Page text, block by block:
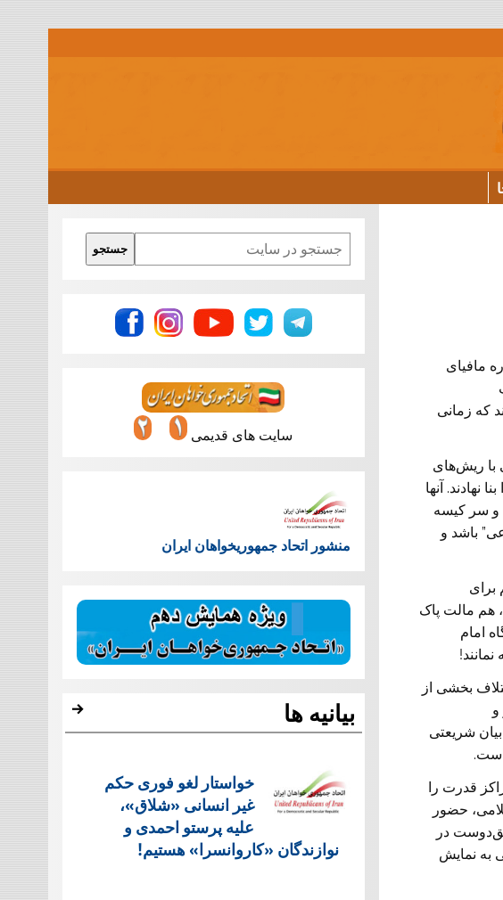
مافیای
که ‏زمانی
با ریش‌های
آنها
و سر کیسه
باشد و
برای
هم مالت پاک
‏امام
بخشی از
و
شریعتی
است.
قدرت را
حضور
در
به نمایش
Search
جستجو
سایت های قدیمی
منشور اتحاد جمهوریخواهان ایران
بیانیه ها
خواستار لغو فوری حکم
غیر انسانی «شلاق»،
علیه پرستو احمدی و
نوازندگان «کاروانسرا» هستیم!